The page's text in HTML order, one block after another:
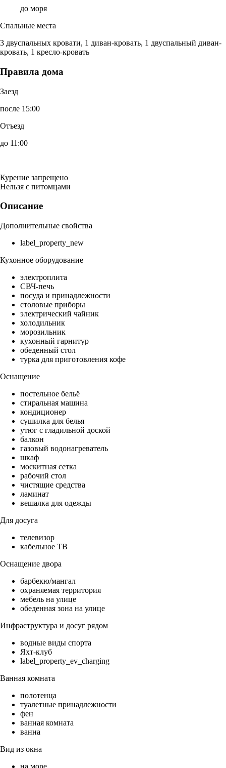
до моря
Спальные места
3 двуспальных кровати, 1 диван-кровать, 1 двуспальный диван-
кровать, 1 кресло-кровать
Правила дома
Заезд
после 15:00
Отъезд
до 11:00
Курение запрещено
Нельзя с питомцами
Описание
Дополнительные свойства
label_property_new
Кухонное оборудование
электроплита
СВЧ-печь
посуда и принадлежности
столовые приборы
электрический чайник
холодильник
морозильник
кухонный гарнитур
обеденный стол
турка для приготовления кофе
Оснащение
постельное бельё
стиральная машина
кондиционер
сушилка для белья
утюг с гладильной доской
балкон
газовый водонагреватель
шкаф
москитная сетка
рабочий стол
чистящие средства
ламинат
вешалка для одежды
Для досуга
телевизор
кабельное ТВ
Оснащение двора
барбекю/мангал
охраняемая территория
мебель на улице
обеденная зона на улице
Инфраструктура и досуг рядом
водные виды спорта
Яхт-клуб
label_property_ev_charging
Ванная комната
полотенца
туалетные принадлежности
фен
ванная комната
ванна
Вид из окна
на море